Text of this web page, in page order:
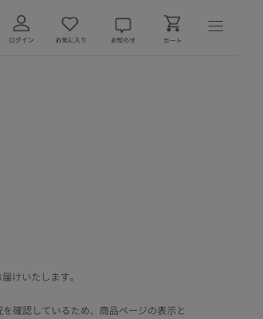
けいたします。
確認しているため、商品ページの表示と